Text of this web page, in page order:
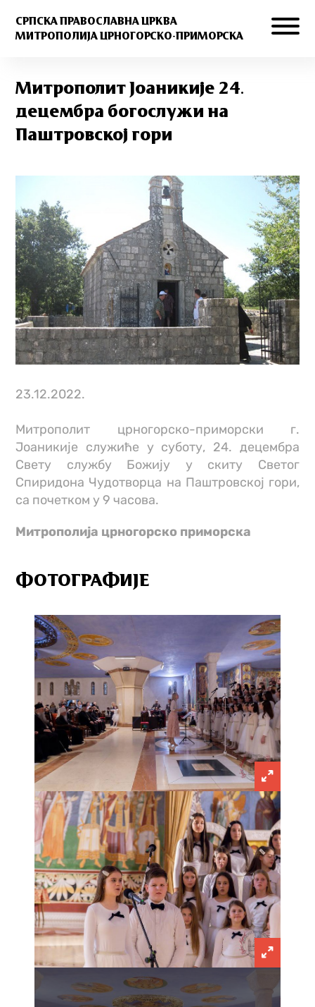
СРПСКА ПРАВОСЛАВНА ЦРКВА
МИТРОПОЛИЈА ЦРНОГОРСКО-ПРИМОРСКА
Митрополит Јоаникије 24.
децембра богослужи на
Паштровској гори
23.12.2022.
Митрополит црногорско-приморски г.
Јоаникије служиће у суботу, 24. децембра
Свету службу Божију у скиту Светог
Спиридона Чудотворца на Паштровској гори,
са почетком у 9 часова.
Митрополија црногорско приморска
ФОТОГРАФИЈЕ